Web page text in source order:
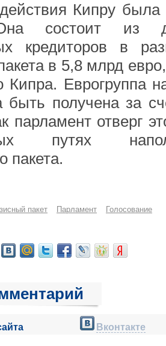
Кипру была
состоит из
кредиторов в
в 5,8 млрд
Кипра. Еврогруппа
получена за
парламент отверг
путях
пакета.
пакет Парламент Голосование
Вконтакте